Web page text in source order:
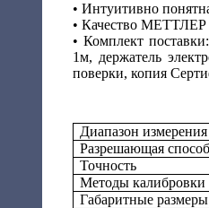
• Интуитивно
• Качество
• Комплект
1м, держатель
поверки, копия
Диапазон измерения
Разрешающая
Точность
Методы калибровки
Габаритные